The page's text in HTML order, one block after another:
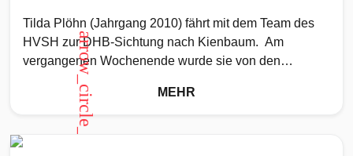
Tilda Plöhn (Jahrgang 2010) fährt mit dem Team des
HVSH zur DHB-Sichtung nach Kienbaum. Am
vergangenen Wochenende wurde sie von den
Landesauswahltrainern für das 12er
arrow_circle_up MEHR